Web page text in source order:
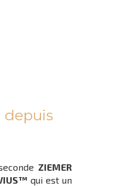
depuis
ZIEMER
qui est un